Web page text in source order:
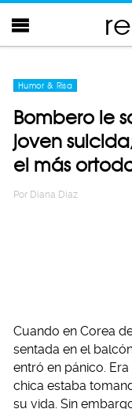
Humor & Risa
Bombero le
joven
el más
Por Diana Diaz
Cuando en Corea
sentada en el
entró en pánico.
chica estaba
su vida. Sin